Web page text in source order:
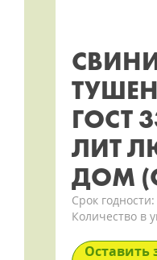
ГОСТ
ЛИТ
ДОМ
Срок годности:
Количество в
Оставить